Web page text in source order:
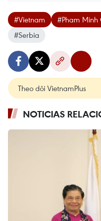
#Vietnam #Pham Minh
#Serbia
Theo dõi VietnamPlus
NOTICIAS